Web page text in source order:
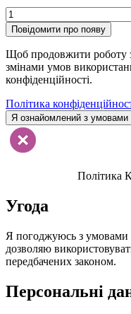
Повідомити про появу
Щоб продовжити роботу
змінами умов
конфіденційності.
Політика
Я ознайомлений з умовами
Політика
Угода
Я погоджуюсь з умовами
дозволяю
передбачених законом.
Персональні